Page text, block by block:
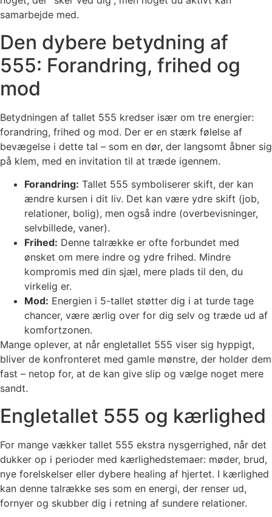
samarbejde med.
Den dybere betydning af
555: Forandring, frihed og
mod
Betydningen af tallet 555 kredser især om tre energier:
forandring, frihed og mod. Der er en stærk følelse af
bevægelse i dette tal – som en dør, der langsomt åbner sig
på klem, med en invitation til at træde igennem.
Forandring: Tallet 555 symboliserer skift, der kan
ændre kursen i dit liv. Det kan være ydre skift (job,
relationer, bolig), men også indre (overbevisninger,
selvbillede, vaner).
Frihed: Denne talrække er ofte forbundet med
ønsket om mere indre og ydre frihed. Mindre
kompromis med din sjæl, mere plads til den, du
virkelig er.
Mod: Energien i 5-tallet støtter dig i at turde tage
chancer, være ærlig over for dig selv og træde ud af
komfortzonen.
Mange oplever, at når engletallet 555 viser sig hyppigt,
bliver de konfronteret med gamle mønstre, der holder dem
fast – netop for, at de kan give slip og vælge noget mere
sandt.
Engletallet 555 og kærlighed
For mange vækker tallet 555 ekstra nysgerrighed, når det
dukker op i perioder med kærlighedstemaer: møder, brud,
nye forelskelser eller dybere healing af hjertet. I kærlighed
kan denne talrække ses som en energi, der renser ud,
fornyer og skubber dig i retning af sundere relationer.